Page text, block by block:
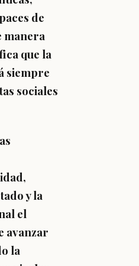
de
manera
que la
siempre
sociales
y la
el
avanzar
la